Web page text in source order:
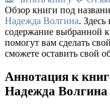
Обзор книги под
Надежда Волгина.
содержание выбранной
помогут вам сделать
сможете оставить свой
Аннотация к
Надежда Волгина